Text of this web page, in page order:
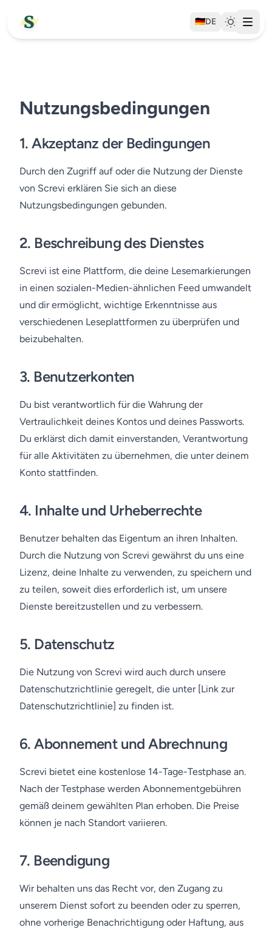
🇩🇪DE
Nutzungsbedingungen
1.Akzeptanz der Bedingungen
Durch den Zugriff auf oder die Nutzung der Dienste
von Screvi erklären Sie sich an diese
Nutzungsbedingungen gebunden.
2. Beschreibung des Dienstes
Screvi ist eine Plattform, die deine Lesemarkierungen
in einen sozialen-Medien-ähnlichen Feed umwandelt
und dir ermöglicht, wichtige Erkenntnisse aus
verschiedenen Leseplattformen zu überprüfen und
beizubehalten.
3. Benutzerkonten
Du bist verantwortlich für die Wahrung der
Vertraulichkeit deines Kontos und deines Passworts.
Du erklärst dich damit einverstanden, Verantwortung
für alle Aktivitäten zu übernehmen, die unter deinem
Konto stattfinden.
4. Inhalte und Urheberrechte
Benutzer behalten das Eigentum an ihren Inhalten.
Durch die Nutzung von Screvi gewährst du uns eine
Lizenz, deine Inhalte zu verwenden, zu speichern und
zu teilen, soweit dies erforderlich ist, um unsere
Dienste bereitzustellen und zu verbessern.
5. Datenschutz
Die Nutzung von Screvi wird auch durch unsere
Datenschutzrichtlinie geregelt, die unter [Link zur
Datenschutzrichtlinie] zu finden ist.
6.Abonnement und Abrechnung
Screvi bietet eine kostenlose 14-Tage-Testphase an.
Nach der Testphase werden Abonnementgebühren
gemäß deinem gewählten Plan erhoben. Die Preise
können je nach Standort variieren.
7. Beendigung
Wir behalten uns das Recht vor, den Zugang zu
unserem Dienst sofort zu beenden oder zu sperren,
ohne vorherige Benachrichtigung oder Haftung, aus